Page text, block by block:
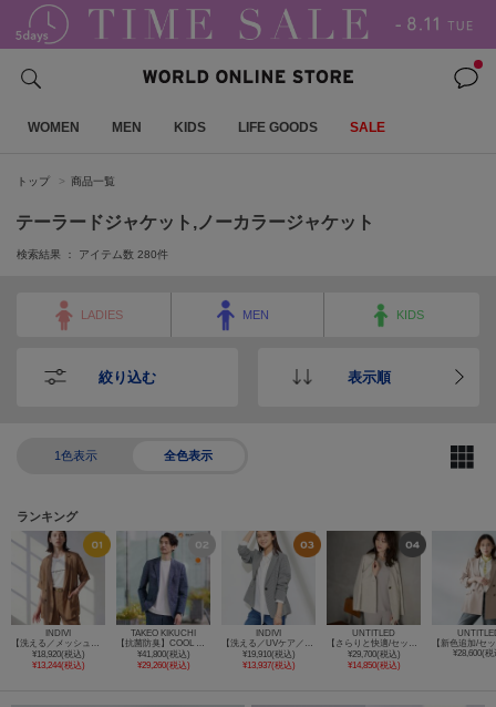
WOMEN MEN KIDS LIFE GOODS SALE
トップ 商品一覧
テーラードジャケット,ノーカラージャケット
検索結果 ： アイテム数 280件
LADIES MEN KIDS
絞り込む 表示順
1色表示 全色表示
ランキング
INDIVI
¥18,920(税込)
¥13,244(税込)
TAKEO KIKUCHI
¥41,800(税込)
¥29,260(税込)
INDIVI
¥19,910(税込)
¥13,937(税込)
UNTITLED
¥29,700(税込)
¥14,850(税込)
¥28,600(税